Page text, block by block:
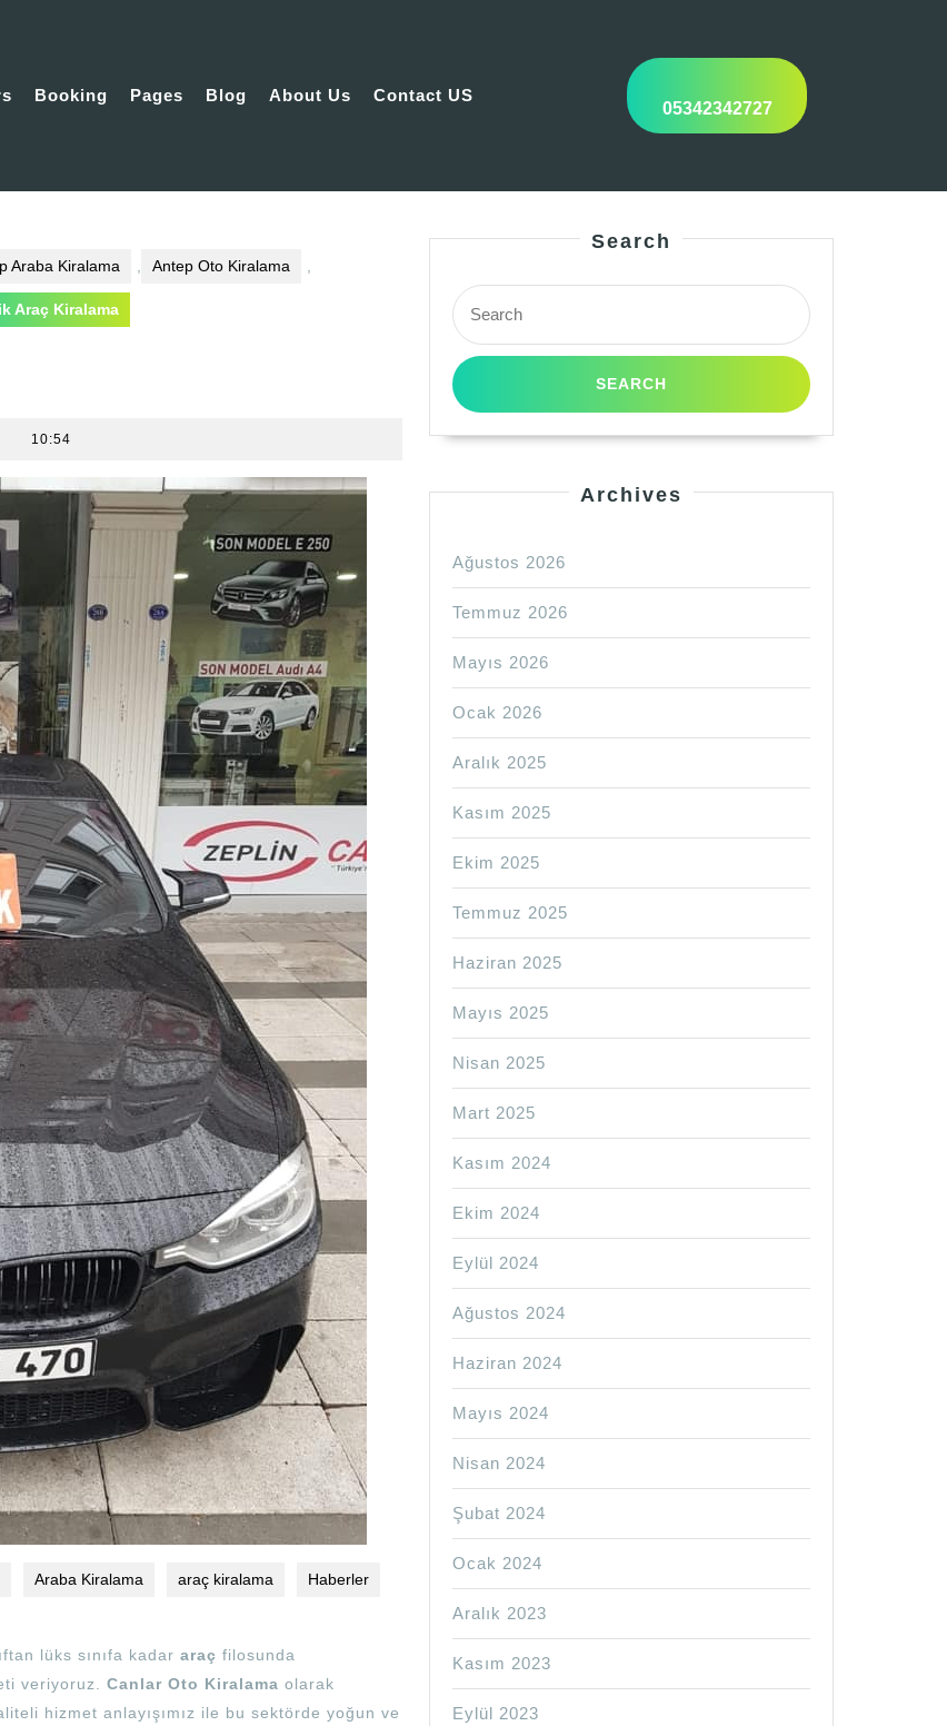
Booking Pages Blog About Us Contact US
05342342727
Araba Kiralama Antep Oto Kiralama
Araç Kiralama
10:54
Araba Kiralama araç kiralama Haberler
lüks sınıfa kadar araç filosunda
veriyoruz. Canlar Oto Kiralama olarak
hizmet anlayışımız ile bu sektörde yoğun ve
Search
Search
for:
Archives
Ağustos 2026
Temmuz 2026
Mayıs 2026
Ocak 2026
Aralık 2025
Kasım 2025
Ekim 2025
Temmuz 2025
Haziran 2025
Mayıs 2025
Nisan 2025
Mart 2025
Kasım 2024
Ekim 2024
Eylül 2024
Ağustos 2024
Haziran 2024
Mayıs 2024
Nisan 2024
Şubat 2024
Ocak 2024
Aralık 2023
Kasım 2023
Eylül 2023